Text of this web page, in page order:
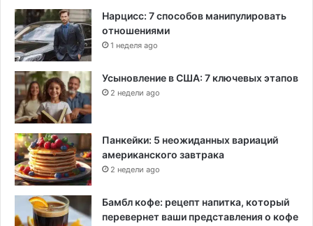
Нарцисс: 7 способов манипулировать
отношениями
1 неделя ago
Усыновление в США: 7 ключевых этапов
2 недели ago
Панкейки: 5 неожиданных вариаций
американского завтрака
2 недели ago
Бамбл кофе: рецепт напитка, который
перевернет ваши представления о кофе